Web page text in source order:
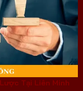
Tại Liên Minh